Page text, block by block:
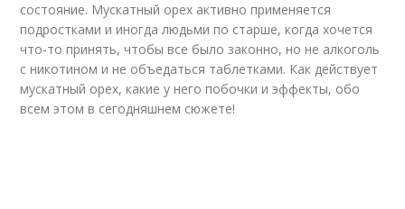
состояние. Мускатный орех активно применяется
подростками и иногда людьми по старше, когда хочется
что-то принять, чтобы все было законно, но не алкоголь
с никотином и не объедаться таблетками. Как действует
мускатный орех, какие у него побочки и эффекты, обо
всем этом в сегодняшнем сюжете!